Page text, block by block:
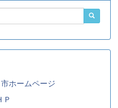
ホームページ
Ｐ